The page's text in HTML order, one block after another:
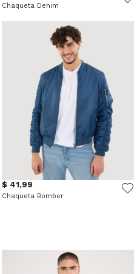
Chaqueta Denim
$ 41,99
Chaqueta Bomber